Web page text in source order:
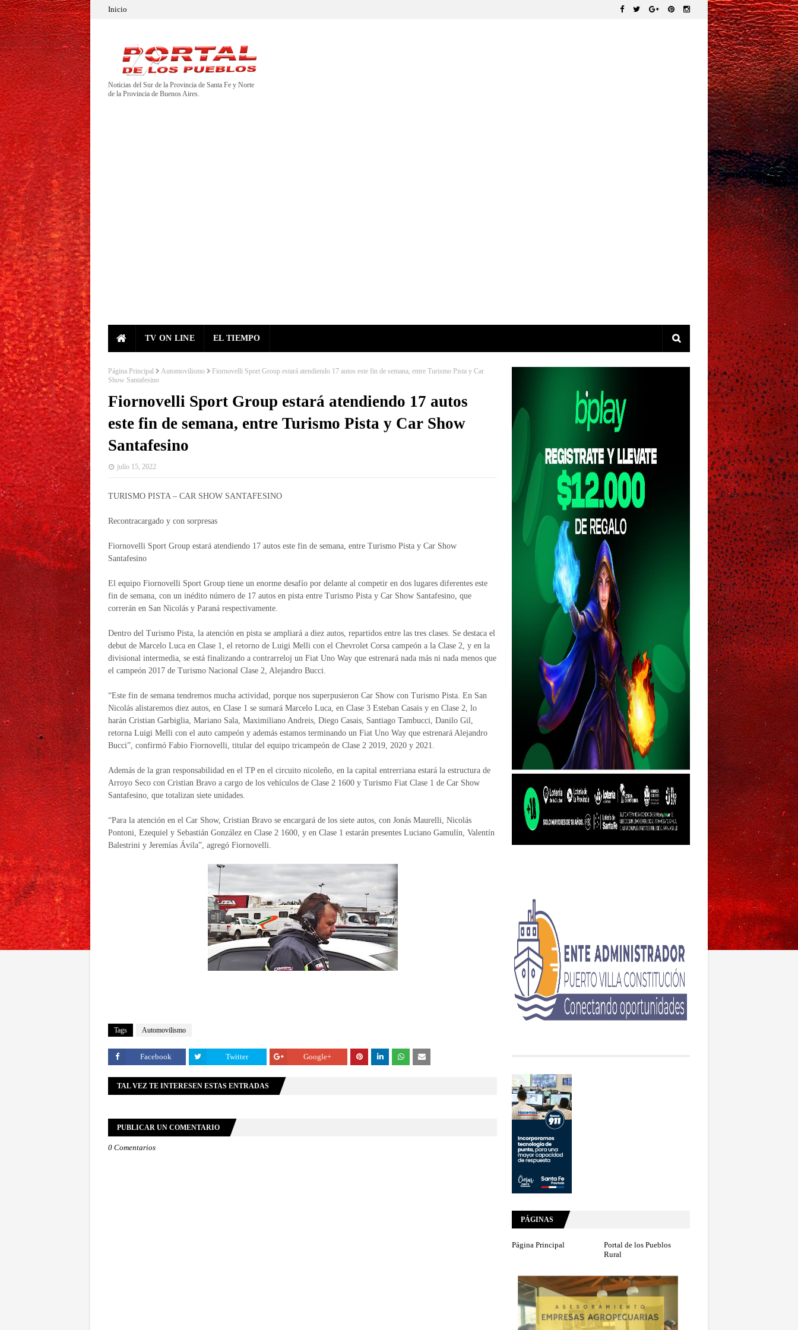
Inicio
Noticias del Sur de la Provincia de Santa Fe y Norte
de la Provincia de Buenos Aires.
TV ON LINE EL TIEMPO
Página Principal Automovilismo
Fiornovelli Sport Group estará atendiendo 17 autos este fin de semana, entre Turismo Pista y Car
Show Santafesino
Fiornovelli Sport Group estará atendiendo 17 autos
este fin de semana, entre Turismo Pista y Car Show
Santafesino
julio 15, 2022
TURISMO PISTA – CAR SHOW SANTAFESINO
Recontracargado y con sorpresas
Fiornovelli Sport Group estará atendiendo 17 autos este fin de semana, entre Turismo Pista y Car Show
Santafesino
El equipo Fiornovelli Sport Group tiene un enorme desafío por delante al competir en dos lugares diferentes este
fin de semana, con un inédito número de 17 autos en pista entre Turismo Pista y Car Show Santafesino, que
correrán en San Nicolás y Paraná respectivamente.
Dentro del Turismo Pista, la atención en pista se ampliará a diez autos, repartidos entre las tres clases. Se destaca el
debut de Marcelo Luca en Clase 1, el retorno de Luigi Melli con el Chevrolet Corsa campeón a la Clase 2, y en la
divisional intermedia, se está finalizando a contrarreloj un Fiat Uno Way que estrenará nada más ni nada menos que
el campeón 2017 de Turismo Nacional Clase 2, Alejandro Bucci.
“Este fin de semana tendremos mucha actividad, porque nos superpusieron Car Show con Turismo Pista. En San
Nicolás alistaremos diez autos, en Clase 1 se sumará Marcelo Luca, en Clase 3 Esteban Casais y en Clase 2, lo
harán Cristian Garbiglia, Mariano Sala, Maximiliano Andreis, Diego Casais, Santiago Tambucci, Danilo Gil,
retorna Luigi Melli con el auto campeón y además estamos terminando un Fiat Uno Way que estrenará Alejandro
Bucci”, confirmó Fabio Fiornovelli, titular del equipo tricampeón de Clase 2 2019, 2020 y 2021.
Además de la gran responsabilidad en el TP en el circuito nicoleño, en la capital entrerriana estará la estructura de
Arroyo Seco con Cristian Bravo a cargo de los vehículos de Clase 2 1600 y Turismo Fiat Clase 1 de Car Show
Santafesino, que totalizan siete unidades.
“Para la atención en el Car Show, Cristian Bravo se encargará de los siete autos, con Jonás Maurelli, Nicolás
Pontoni, Ezequiel y Sebastián González en Clase 2 1600, y en Clase 1 estarán presentes Luciano Gamulín, Valentín
Balestrini y Jeremías Ávila”, agregó Fiornovelli.
Tags Automovilismo
Facebook Twitter Google+
TAL VEZ TE INTERESEN ESTAS ENTRADAS
PUBLICAR UN COMENTARIO
0 Comentarios
PÁGINAS
Página Principal
Portal de los Pueblos
Rural